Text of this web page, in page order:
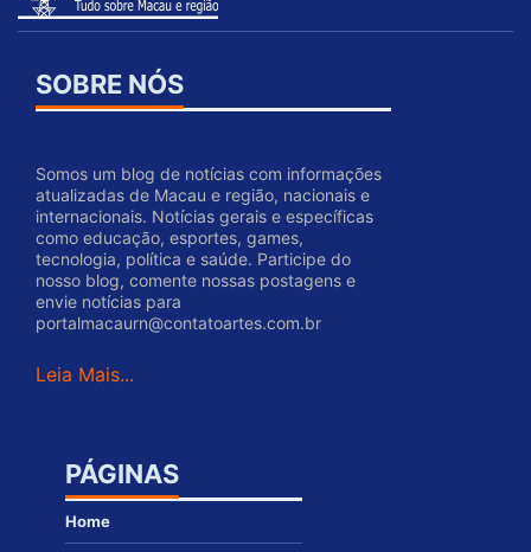
SOBRE NÓS
Somos um blog de notícias com informações
atualizadas de Macau e região, nacionais e
internacionais. Notícias gerais e específicas
como educação, esportes, games,
tecnologia, política e saúde. Participe do
nosso blog, comente nossas postagens e
envie notícias para
portalmacaurn@contatoartes.com.br
Leia Mais...
PÁGINAS
Home